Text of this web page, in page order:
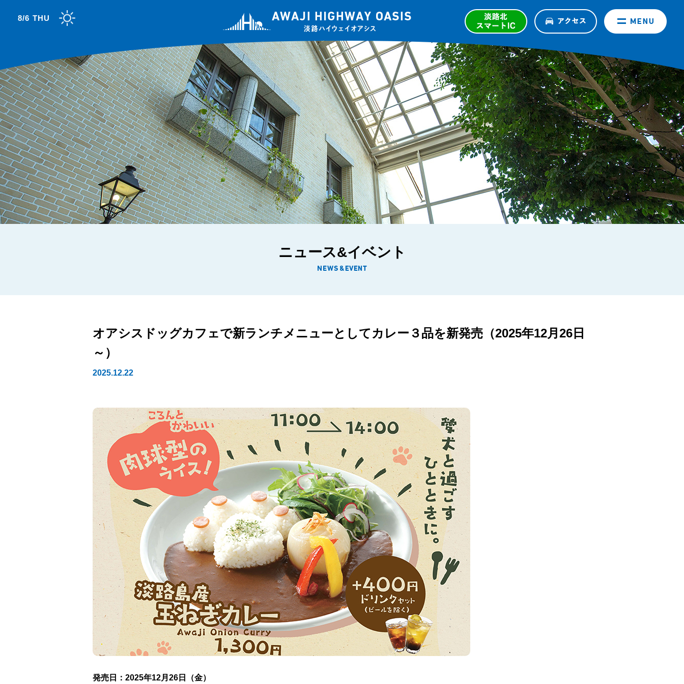
8/6 THU
ニュース&イベント
オアシスドッグカフェで新ランチメニューとしてカレー３品を新発売（2025年12月26日
～）
2025.12.22
発売日：2025年12月26日（金）